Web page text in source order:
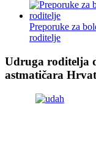
Preporuke za
roditelje
Udruga roditelja
astmatičara